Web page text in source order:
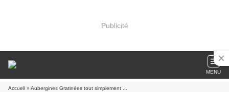
Publicité
MENU
Accueil » Aubergines Gratinées tout simplement ...